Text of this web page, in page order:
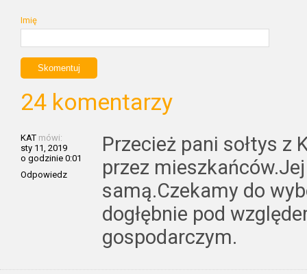
Imię
24 komentarzy
KAT mówi:
sty 11, 2019
o godzinie 0:01
Odpowiedz
Przecież pani sołtys z
przez
samą.Czekamy do
dogłębnie pod
gospodarczym.